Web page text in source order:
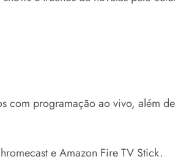
com programação ao vivo, além
e Amazon Fire TV Stick.